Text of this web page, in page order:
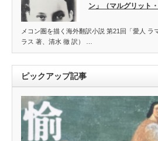
ン」（マルグリット
メコン圏を描く海外翻訳小説 第21回「愛人 ラ
ラス 著、清水 徹 訳） …
ピックアップ記事